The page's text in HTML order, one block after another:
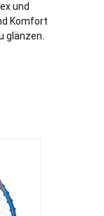
und
Komfort
glänzen.